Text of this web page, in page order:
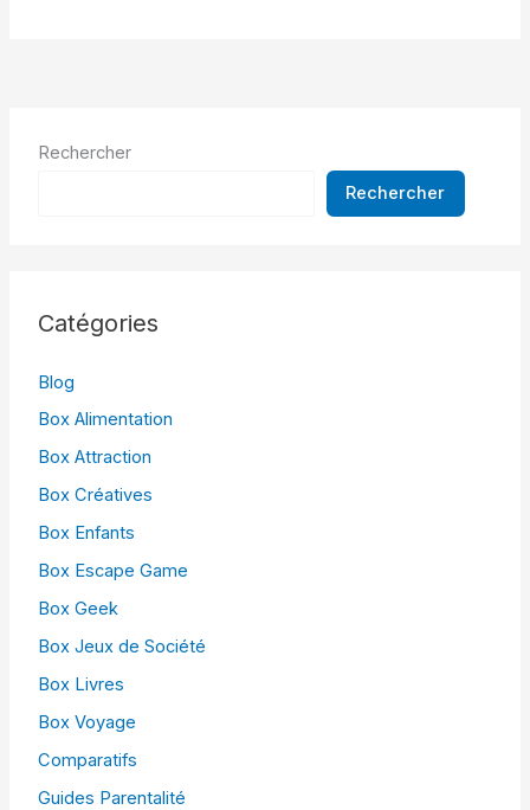
Rechercher
Rechercher
Catégories
Blog
Box Alimentation
Box Attraction
Box Créatives
Box Enfants
Box Escape Game
Box Geek
Box Jeux de Société
Box Livres
Box Voyage
Comparatifs
Guides Parentalité